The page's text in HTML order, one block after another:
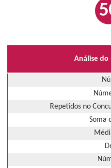
Análise do
Repetidos no
Soma